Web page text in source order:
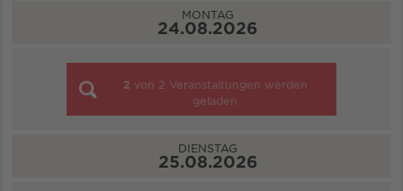
MONTAG
24.08.2026
2 von 2 Veranstaltungen werden
geladen
DIENSTAG
25.08.2026